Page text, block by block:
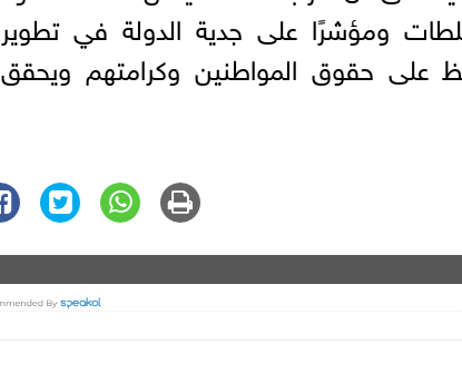
ومؤشرًا على جدية الدولة في تطوير
على حقوق المواطنين وكرامتهم ويحقق